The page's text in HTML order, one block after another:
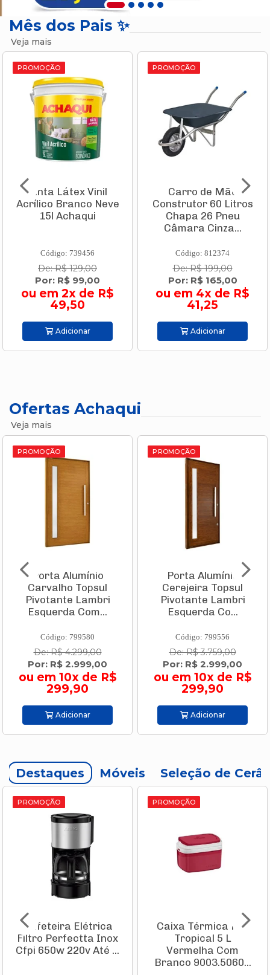
Mês dos Pais ✨
Veja mais
PROMOÇÃO
Tinta Látex Vinil
Acrílico Branco Neve
15l Achaqui
Código: 739456
De: R$ 129,00
Por: R$ 99,00
ou em 2x de R$
49,50
Adicionar
PROMOÇÃO
Carro de Mão
Construtor 60 Litros
Chapa 26 Pneu
Câmara Cinza...
Código: 812374
De: R$ 199,00
Por: R$ 165,00
ou em 4x de R$
41,25
Adicionar
Ofertas Achaqui
Veja mais
PROMOÇÃO
Porta Alumínio
Carvalho Topsul
Pivotante Lambri
Esquerda Com...
Código: 799580
De: R$ 4.299,00
Por: R$ 2.999,00
ou em 10x de R$
299,90
Adicionar
PROMOÇÃO
Porta Alumínio
Cerejeira Topsul
Pivotante Lambri
Esquerda Co...
Código: 799556
De: R$ 3.759,00
Por: R$ 2.999,00
ou em 10x de R$
299,90
Adicionar
Destaques Móveis Seleção de
PROMOÇÃO
Cafeteira Elétrica
Filtro Perfectta Inox
Cfpi 650w 220v Até ...
PROMOÇÃO
Caixa Térmica Pvc
Tropical 5 L
Vermelha Com
Branco 9003.5060...